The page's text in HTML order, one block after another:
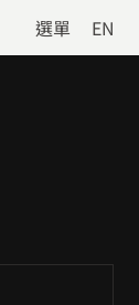
選單 EN